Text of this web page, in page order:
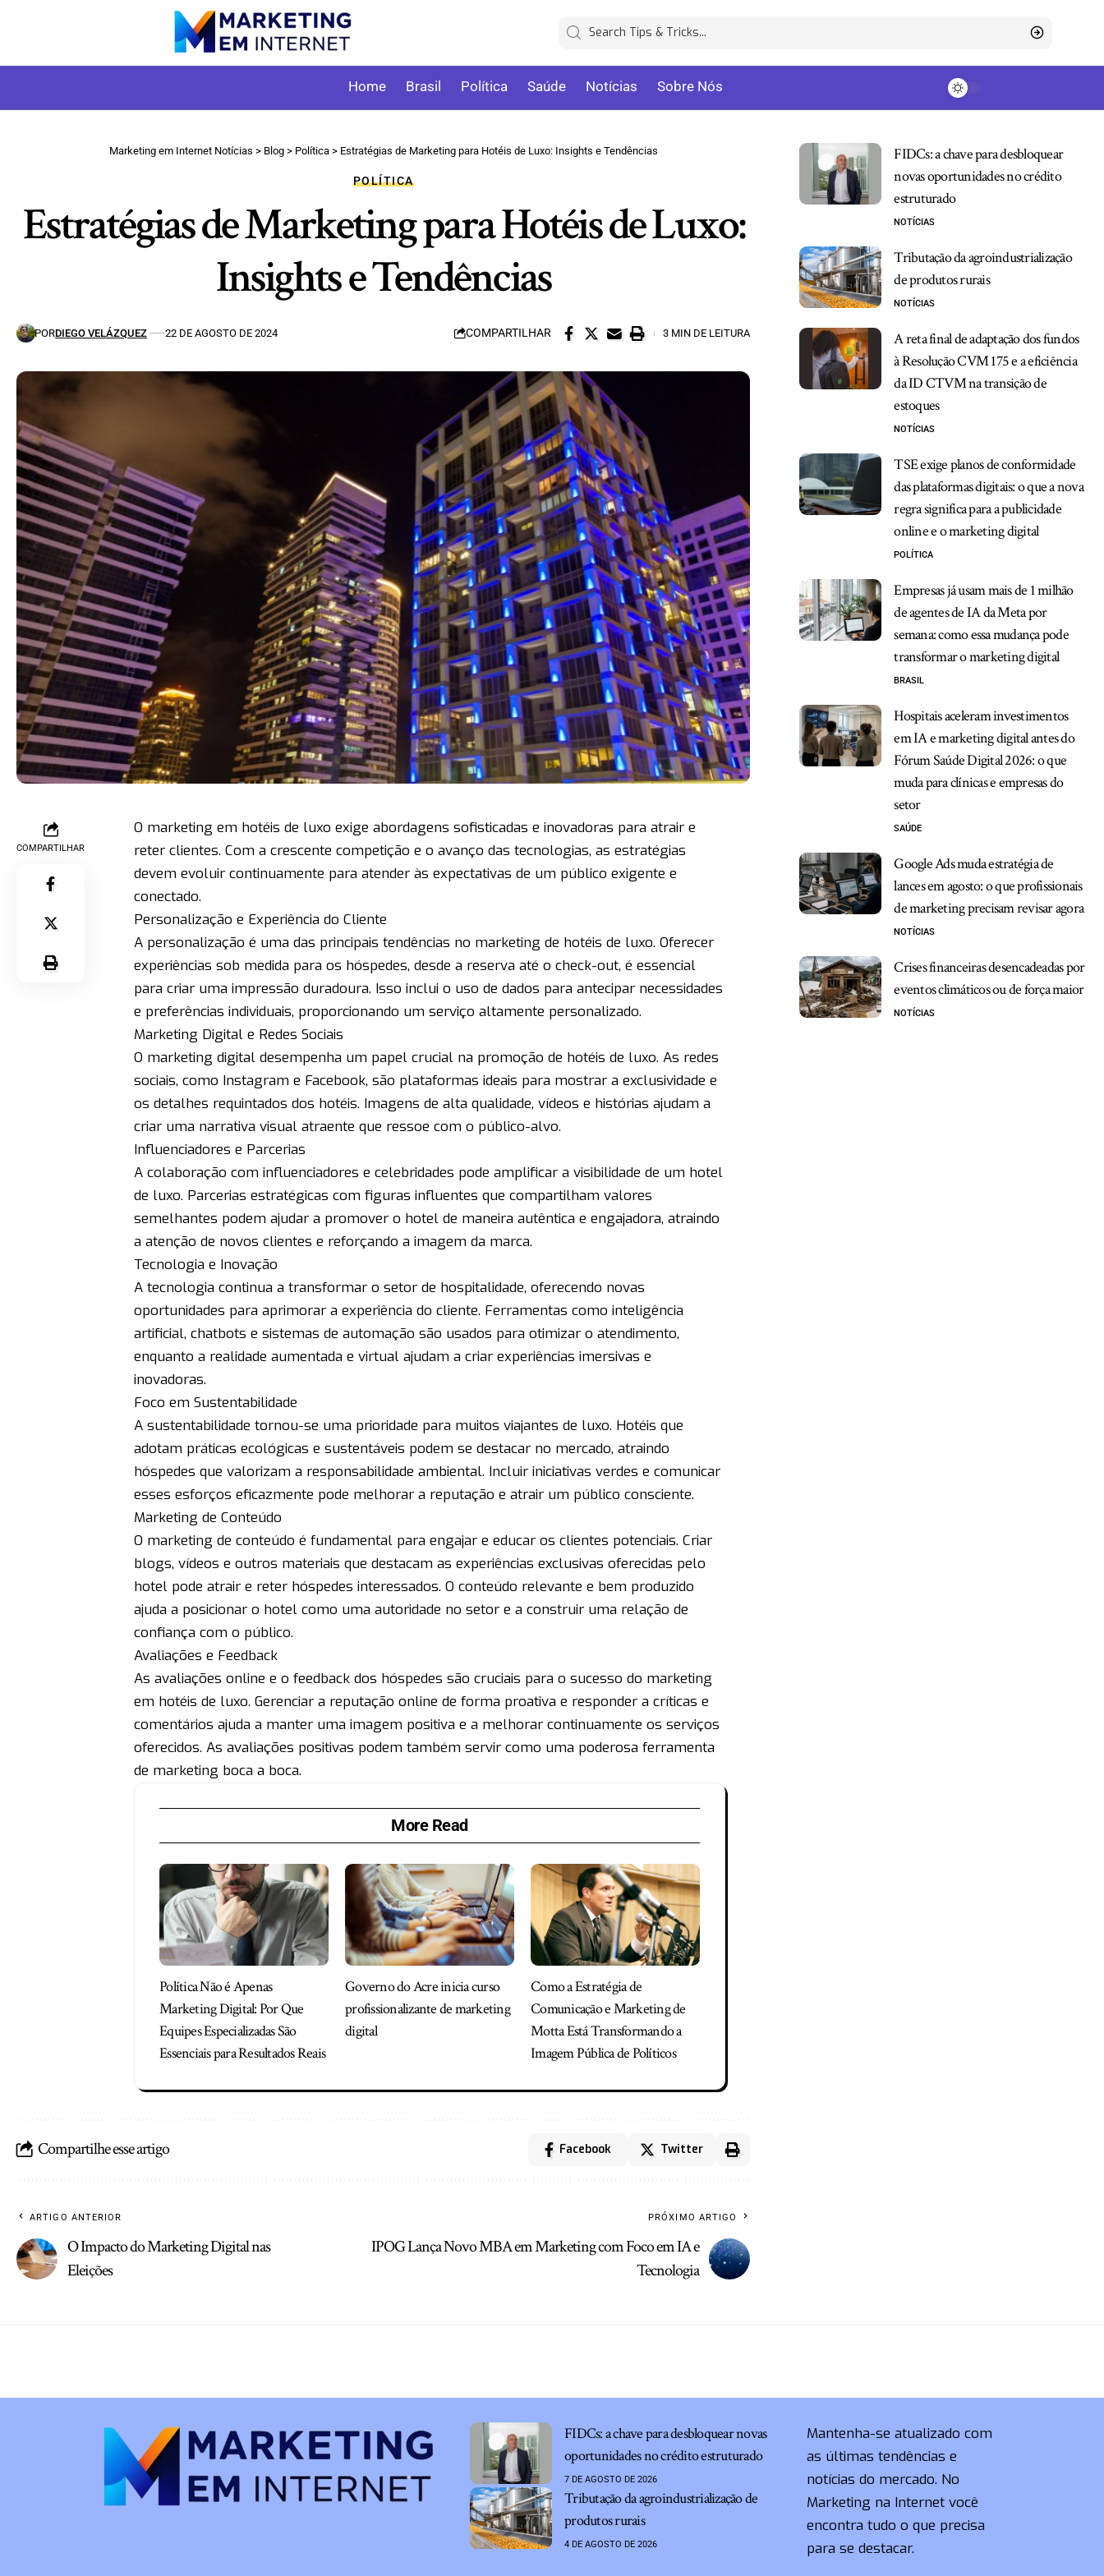
Home Brasil Política Saúde Notícias Sobre Nós
Marketing em Internet Notícias > Blog> Política> Estratégias de Marketing para Hotéis de Luxo: Insights e Tendências
POLÍTICA
Estratégias de Marketing para Hotéis de Luxo:
Insights e Tendências
PORDIEGO VELÁZQUEZ 22 DE AGOSTO DE 2024 COMPARTILHAR 3 MIN DE LEITURA
COMPARTILHAR
O marketing em hotéis de luxo exige abordagens sofisticadas e inovadoras para atrair e
reter clientes. Com a crescente competição e o avanço das tecnologias, as estratégias
devem evoluir continuamente para atender às expectativas de um público exigente e
conectado.
Personalização e Experiência do Cliente
A personalização é uma das principais tendências no marketing de hotéis de luxo. Oferecer
experiências sob medida para os hóspedes, desde a reserva até o check-out, é essencial
para criar uma impressão duradoura. Isso inclui o uso de dados para antecipar necessidades
e preferências individuais, proporcionando um serviço altamente personalizado.
Marketing Digital e Redes Sociais
O marketing digital desempenha um papel crucial na promoção de hotéis de luxo. As redes
sociais, como Instagram e Facebook, são plataformas ideais para mostrar a exclusividade e
os detalhes requintados dos hotéis. Imagens de alta qualidade, vídeos e histórias ajudam a
criar uma narrativa visual atraente que ressoe com o público-alvo.
Influenciadores e Parcerias
A colaboração com influenciadores e celebridades pode amplificar a visibilidade de um hotel
de luxo. Parcerias estratégicas com figuras influentes que compartilham valores
semelhantes podem ajudar a promover o hotel de maneira autêntica e engajadora, atraindo
a atenção de novos clientes e reforçando a imagem da marca.
Tecnologia e Inovação
A tecnologia continua a transformar o setor de hospitalidade, oferecendo novas
oportunidades para aprimorar a experiência do cliente. Ferramentas como inteligência
artificial, chatbots e sistemas de automação são usados para otimizar o atendimento,
enquanto a realidade aumentada e virtual ajudam a criar experiências imersivas e
inovadoras.
Foco em Sustentabilidade
A sustentabilidade tornou-se uma prioridade para muitos viajantes de luxo. Hotéis que
adotam práticas ecológicas e sustentáveis podem se destacar no mercado, atraindo
hóspedes que valorizam a responsabilidade ambiental. Incluir iniciativas verdes e comunicar
esses esforços eficazmente pode melhorar a reputação e atrair um público consciente.
Marketing de Conteúdo
O marketing de conteúdo é fundamental para engajar e educar os clientes potenciais. Criar
blogs, vídeos e outros materiais que destacam as experiências exclusivas oferecidas pelo
hotel pode atrair e reter hóspedes interessados. O conteúdo relevante e bem produzido
ajuda a posicionar o hotel como uma autoridade no setor e a construir uma relação de
confiança com o público.
Avaliações e Feedback
As avaliações online e o feedback dos hóspedes são cruciais para o sucesso do marketing
em hotéis de luxo. Gerenciar a reputação online de forma proativa e responder a críticas e
comentários ajuda a manter uma imagem positiva e a melhorar continuamente os serviços
oferecidos. As avaliações positivas podem também servir como uma poderosa ferramenta
de marketing boca a boca.
More Read
Política Não é Apenas
Marketing Digital: Por Que
Equipes Especializadas São
Essenciais para Resultados Reais
Governo do Acre inicia curso
profissionalizante de marketing
digital
Como a Estratégia de
Comunicação e Marketing de
Motta Está Transformando a
Imagem Pública de Políticos
Compartilhe esse artigo Facebook Twitter
ARTIGO ANTERIOR
O Impacto do Marketing Digital nas
Eleições
PRÓXIMO ARTIGO
IPOG Lança Novo MBA em Marketing com Foco em IA e
Tecnologia
FIDCs: a chave para desbloquear
novas oportunidades no crédito
estruturado
NOTÍCIAS
Tributação da agroindustrialização
de produtos rurais
NOTÍCIAS
A reta final de adaptação dos fundos
à Resolução CVM 175 e a eficiência
da ID CTVM na transição de
estoques
NOTÍCIAS
TSE exige planos de conformidade
das plataformas digitais: o que a nova
regra significa para a publicidade
online e o marketing digital
POLÍTICA
Empresas já usam mais de 1 milhão
de agentes de IA da Meta por
semana: como essa mudança pode
transformar o marketing digital
BRASIL
Hospitais aceleram investimentos
em IA e marketing digital antes do
Fórum Saúde Digital 2026: o que
muda para clínicas e empresas do
setor
SAÚDE
Google Ads muda estratégia de
lances em agosto: o que profissionais
de marketing precisam revisar agora
NOTÍCIAS
Crises financeiras desencadeadas por
eventos climáticos ou de força maior
NOTÍCIAS
FIDCs: a chave para desbloquear novas
oportunidades no crédito estruturado
7 DE AGOSTO DE 2026
Tributação da agroindustrialização de
produtos rurais
4 DE AGOSTO DE 2026
Mantenha-se atualizado com
as últimas tendências e
notícias do mercado. No
Marketing na Internet você
encontra tudo o que precisa
para se destacar.